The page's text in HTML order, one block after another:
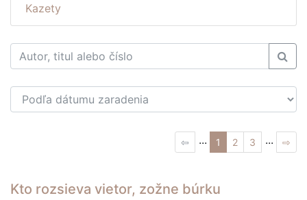
Kazety
⇦ ... 1 2 3 ... ⇨
Kto rozsieva vietor, zožne búrku